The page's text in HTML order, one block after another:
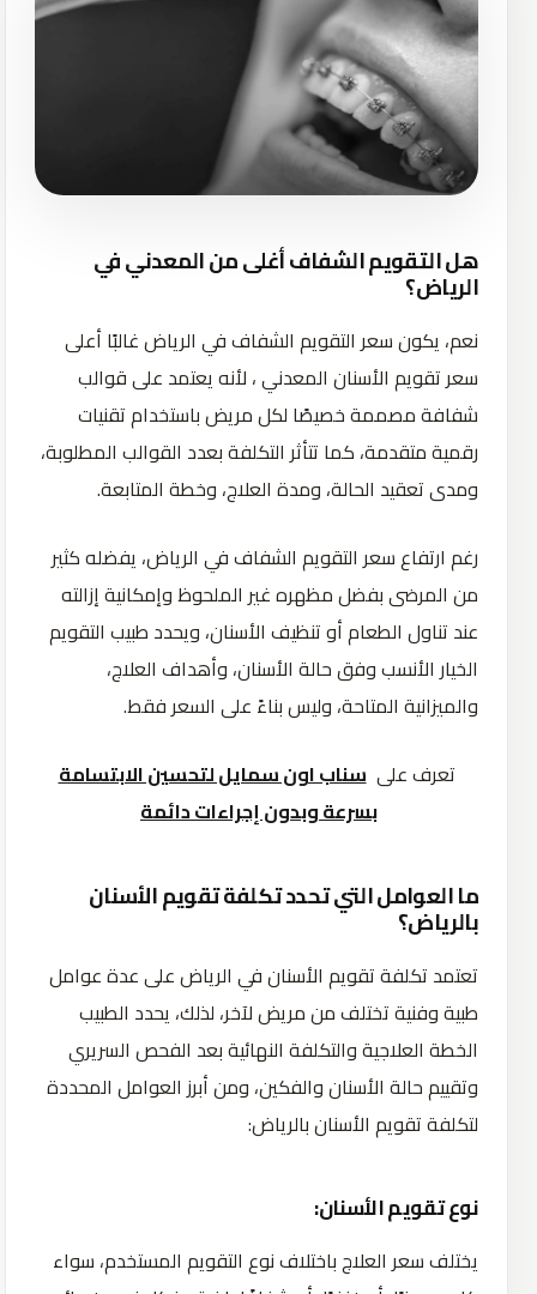
هل التقويم الشفاف أغلى من المعدني في
الرياض؟
نعم، يكون سعر التقويم الشفاف في الرياض غالبًا أعلى
سعر تقويم الأسنان المعدني ، لأنه يعتمد على قوالب
شفافة مصممة خصيصًا لكل مريض باستخدام تقنيات
رقمية متقدمة، كما تتأثر التكلفة بعدد القوالب المطلوبة،
ومدى تعقيد الحالة، ومدة العلاج، وخطة المتابعة.
رغم ارتفاع سعر التقويم الشفاف في الرياض، يفضله كثير
من المرضى بفضل مظهره غير الملحوظ وإمكانية إزالته
عند تناول الطعام أو تنظيف الأسنان، ويحدد طبيب التقويم
الخيار الأنسب وفق حالة الأسنان، وأهداف العلاج،
والميزانية المتاحة، وليس بناءً على السعر فقط.
تعرف على سناب اون سمايل لتحسين الابتسامة
بسرعة وبدون إجراءات دائمة
ما العوامل التي تحدد تكلفة تقويم الأسنان
بالرياض؟
تعتمد تكلفة تقويم الأسنان في الرياض على عدة عوامل
طبية وفنية تختلف من مريض لآخر، لذلك، يحدد الطبيب
الخطة العلاجية والتكلفة النهائية بعد الفحص السريري
وتقييم حالة الأسنان والفكين، ومن أبرز العوامل المحددة
لتكلفة تقويم الأسنان بالرياض:
نوع تقويم الأسنان:
يختلف سعر العلاج باختلاف نوع التقويم المستخدم، سواء